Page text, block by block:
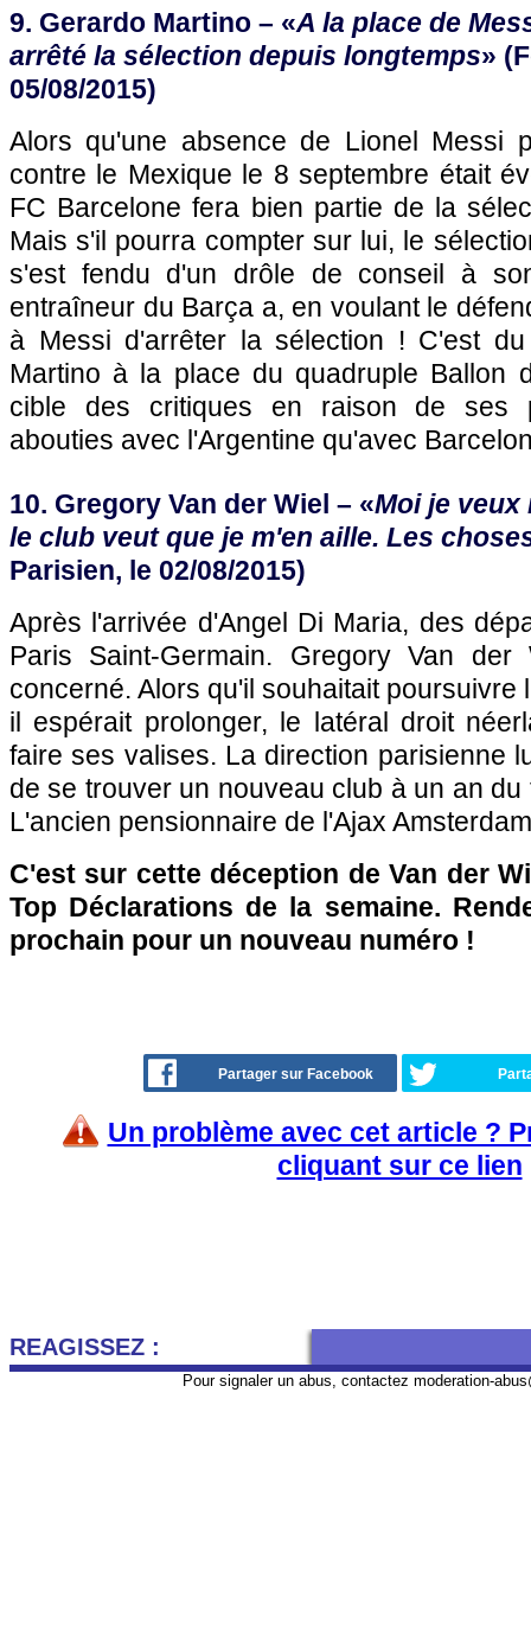
9. Gerardo Martino – «A la place de
arrêté la sélection depuis longtemps»
05/08/2015)
Alors qu'une absence de Lionel Messi
contre le Mexique le 8 septembre était
FC Barcelone fera bien partie de la
Mais s'il pourra compter sur lui, le
s'est fendu d'un drôle de conseil à
entraîneur du Barça a, en voulant le
à Messi d'arrêter la sélection ! C'est
Martino à la place du quadruple Ballon
cible des critiques en raison de ses
abouties avec l'Argentine qu'avec
10. Gregory Van der Wiel – «Moi je veux
le club veut que je m'en aille. Les
Parisien, le 02/08/2015)
Après l'arrivée d'Angel Di Maria, des
Paris Saint-Germain. Gregory Van der
concerné. Alors qu'il souhaitait poursuivre
il espérait prolonger, le latéral droit
faire ses valises. La direction parisienne
de se trouver un nouveau club à un an
L'ancien pensionnaire de l'Ajax
C'est sur cette déception de Van der
Top Déclarations de la semaine.
prochain pour un nouveau numéro !
Partager sur Facebook
Un problème avec cet article ?
cliquant sur ce lien
REAGISSEZ :
Pour signaler un abus, contactez moderation-